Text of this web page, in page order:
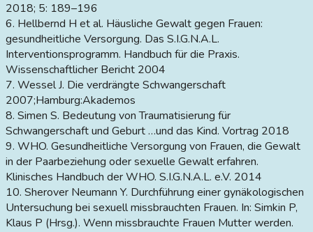
2018; 5: 189–196
6. Hellbernd H et al. Häusliche Gewalt gegen Frauen:
gesundheitliche Versorgung. Das S.I.G.N.A.L.
Interventionsprogramm. Handbuch für die Praxis.
Wissenschaftlicher Bericht 2004
7. Wessel J. Die verdrängte Schwangerschaft
2007;Hamburg:Akademos
8. Simen S. Bedeutung von Traumatisierung für
Schwangerschaft und Geburt …und das Kind. Vortrag 2018
9. WHO. Gesundheitliche Versorgung von Frauen, die Gewalt
in der Paarbeziehung oder sexuelle Gewalt erfahren.
Klinisches Handbuch der WHO. S.I.G.N.A.L. e.V. 2014
10. Sherover Neumann Y. Durchführung einer gynäkologischen
Untersuchung bei sexuell missbrauchten Frauen. In: Simkin P,
Klaus P (Hrsg.). Wenn missbrauchte Frauen Mutter werden.